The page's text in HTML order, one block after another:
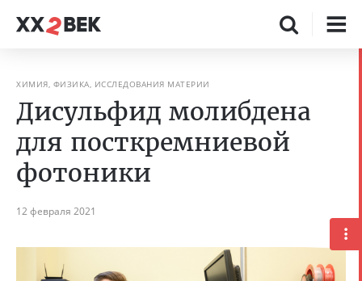
ХИМИЯ, ФИЗИКА, ИССЛЕДОВАНИЯ МАТЕРИИ
Дисульфид молибдена
для посткремниевой
фотоники
12 февраля 2021